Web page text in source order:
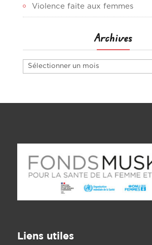
Violence faite aux femmes
Archives
Archives
Liens utiles